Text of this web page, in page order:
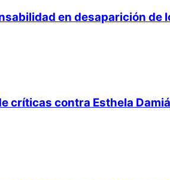
en desaparición de
críticas contra Esthela